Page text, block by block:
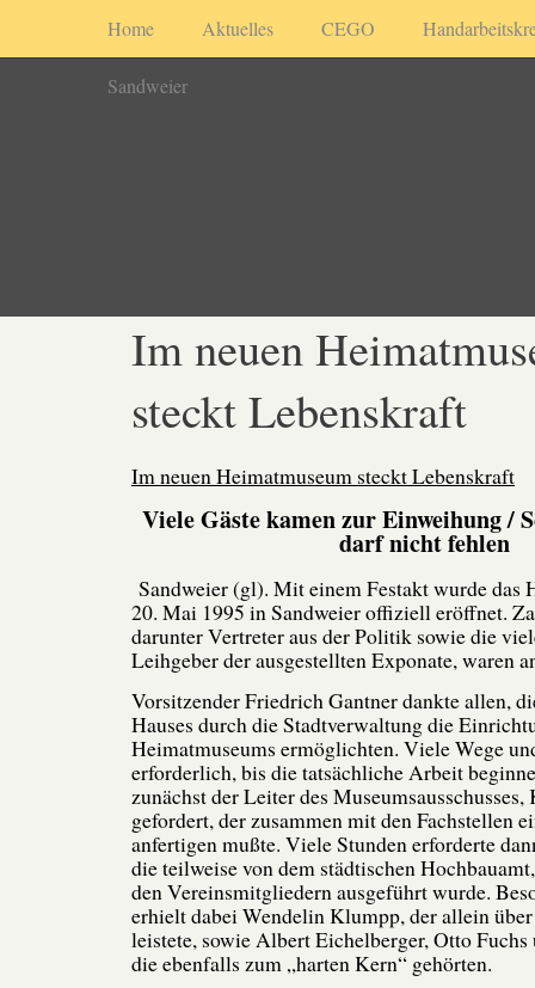
Home Aktuelles CEGO
Sandweier
Im neuen
steckt Lebenskraft
Im neuen Heimatmuseum steckt Lebenskraft
Viele Gäste kamen zur Einweihung /
darf nicht fehlen
Sandweier (gl). Mit einem Festakt wurde das
20. Mai 1995 in Sandweier offiziell eröffnet.
darunter Vertreter aus der Politik sowie die
Leihgeber der ausgestellten Exponate, waren
Vorsitzender Friedrich Gantner dankte allen,
Hauses durch die Stadtverwaltung die
Heimatmuseums ermöglichten. Viele Wege
erforderlich, bis die tatsächliche Arbeit
zunächst der Leiter des
gefordert, der zusammen mit den Fachstellen
anfertigen mußte. Viele Stunden erforderte
die teilweise von dem städtischen
den Vereinsmitgliedern ausgeführt wurde.
erhielt dabei Wendelin Klumpp, der allein
leistete, sowie Albert Eichelberger, Otto
die ebenfalls zum „harten Kern“ gehörten.